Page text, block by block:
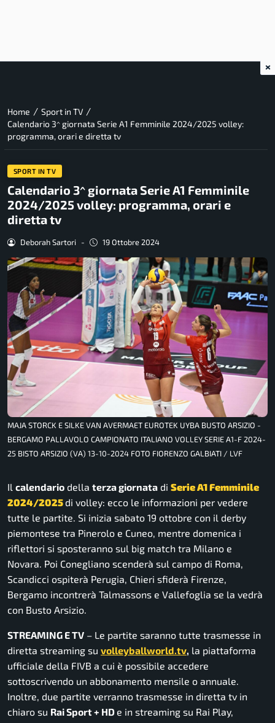
Home / Sport in TV /
Calendario 3^ giornata Serie A1 Femminile 2024/2025 volley:
programma, orari e diretta tv
SPORT IN TV
Calendario 3^ giornata Serie A1 Femminile
2024/2025 volley: programma, orari e
diretta tv
Deborah Sartori - 19 Ottobre 2024
MAJA STORCK E SILKE VAN AVERMAET EUROTEK UYBA BUSTO ARSIZIO -
BERGAMO PALLAVOLO CAMPIONATO ITALIANO VOLLEY SERIE A1-F 2024-
25 BISTO ARSIZIO (VA) 13-10-2024 FOTO FIORENZO GALBIATI / LVF
Il calendario della terza giornata di Serie A1 Femminile
2024/2025 di volley: ecco le informazioni per vedere
tutte le partite. Si inizia sabato 19 ottobre con il derby
piemontese tra Pinerolo e Cuneo, mentre domenica i
riflettori si sposteranno sul big match tra Milano e
Novara. Poi Conegliano scenderà sul campo di Roma,
Scandicci ospiterà Perugia, Chieri sfiderà Firenze,
Bergamo incontrerà Talmassons e Vallefoglia se la vedrà
con Busto Arsizio.
STREAMING E TV – Le partite saranno tutte trasmesse in
diretta streaming su volleyballworld.tv, la piattaforma
ufficiale della FIVB a cui è possibile accedere
sottoscrivendo un abbonamento mensile o annuale.
Inoltre, due partite verranno trasmesse in diretta tv in
chiaro su Rai Sport + HDe in streaming su Rai Play,
×